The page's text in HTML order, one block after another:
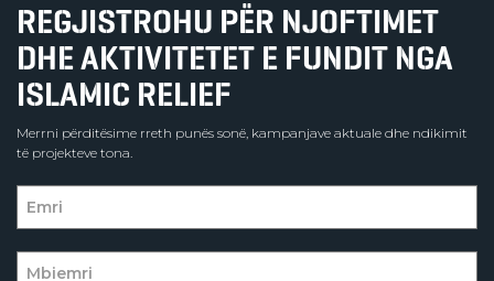
REGJISTROHU PËR NJOFTIMET
DHE AKTIVITETET E FUNDIT NGA
ISLAMIC RELIEF
Merrni përditësime rreth punës sonë, kampanjave aktuale dhe ndikimit
të projekteve tona.